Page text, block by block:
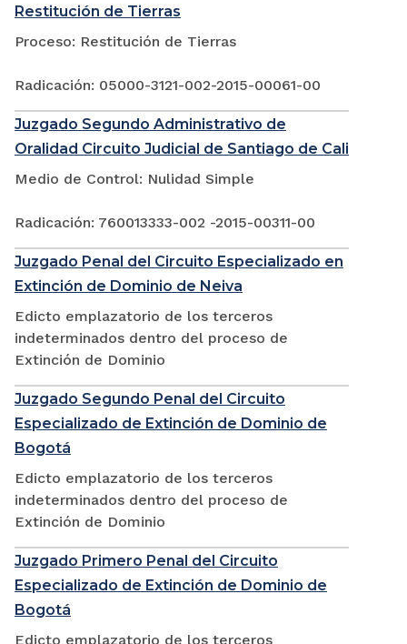
Restitución de Tierras
Proceso: Restitución de Tierras
Radicación: 05000-3121-002-2015-00061-00
Juzgado Segundo Administrativo de
Oralidad Circuito Judicial de Santiago de Cali
Medio de Control: Nulidad Simple
Radicación: 760013333-002 -2015-00311-00
Juzgado Penal del Circuito Especializado en
Extinción de Dominio de Neiva
Edicto emplazatorio de los terceros
indeterminados dentro del proceso de
Extinción de Dominio
Juzgado Segundo Penal del Circuito
Especializado de Extinción de Dominio de
Bogotá
Edicto emplazatorio de los terceros
indeterminados dentro del proceso de
Extinción de Dominio
Juzgado Primero Penal del Circuito
Especializado de Extinción de Dominio de
Bogotá
Edicto emplazatorio de los terceros